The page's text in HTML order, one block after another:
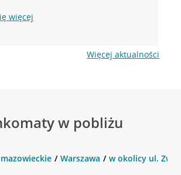
więcej
Więcej aktualności
w pobliżu
Warszawa w okolicy ul.